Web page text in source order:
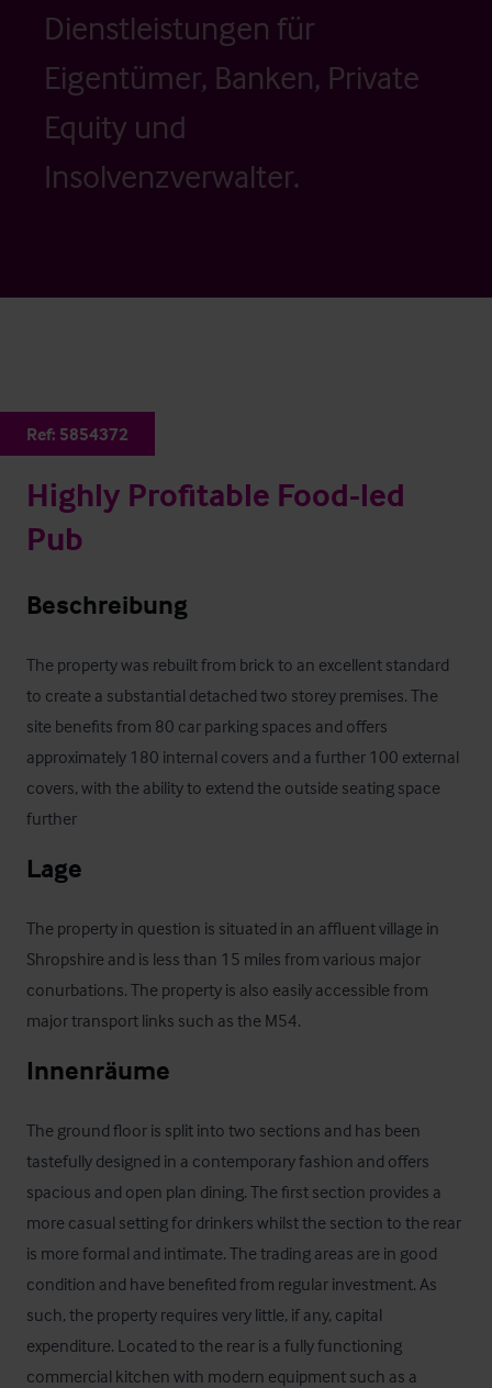
Dienstleistungen für
Eigentümer, Banken, Private
Equity und
Insolvenzverwalter.
Ref: 5854372
Highly Profitable Food-led
Pub
Beschreibung
The property was rebuilt from brick to an excellent standard
to create a substantial detached two storey premises. The
site benefits from 80 car parking spaces and offers
approximately 180 internal covers and a further 100 external
covers, with the ability to extend the outside seating space
further
Lage
The property in question is situated in an affluent village in
Shropshire and is less than 15 miles from various major
conurbations. The property is also easily accessible from
major transport links such as the M54.
Innenräume
The ground floor is split into two sections and has been
tastefully designed in a contemporary fashion and offers
spacious and open plan dining. The first section provides a
more casual setting for drinkers whilst the section to the rear
is more formal and intimate. The trading areas are in good
condition and have benefited from regular investment. As
such, the property requires very little, if any, capital
expenditure. Located to the rear is a fully functioning
commercial kitchen with modern equipment such as a